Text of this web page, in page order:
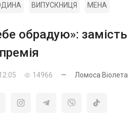
ВИПУСКНИЦЯ МЕНА
обрадую»: замість
14966 — Ломоса Віолета